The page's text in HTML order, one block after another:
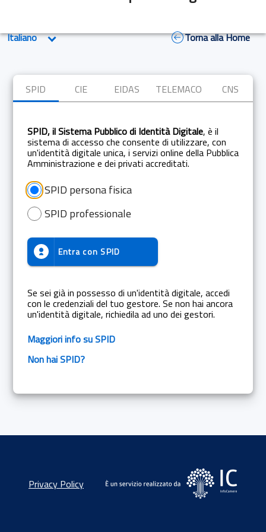
Torna alla Home
SPID CIE EIDAS TELEMACO CNS
SPID, il Sistema Pubblico di Identità Digitale, è il
sistema di accesso che consente di utilizzare, con
un'identità digitale unica, i servizi online della Pubblica
Amministrazione e dei privati accreditati.
SPID persona fisica
SPID professionale
Entra con SPID
Se sei già in possesso di un'identità digitale, accedi
con le credenziali del tuo gestore. Se non hai ancora
un'identità digitale, richiedila ad uno dei gestori.
Maggiori info su SPID
Non hai SPID?
Privacy Policy